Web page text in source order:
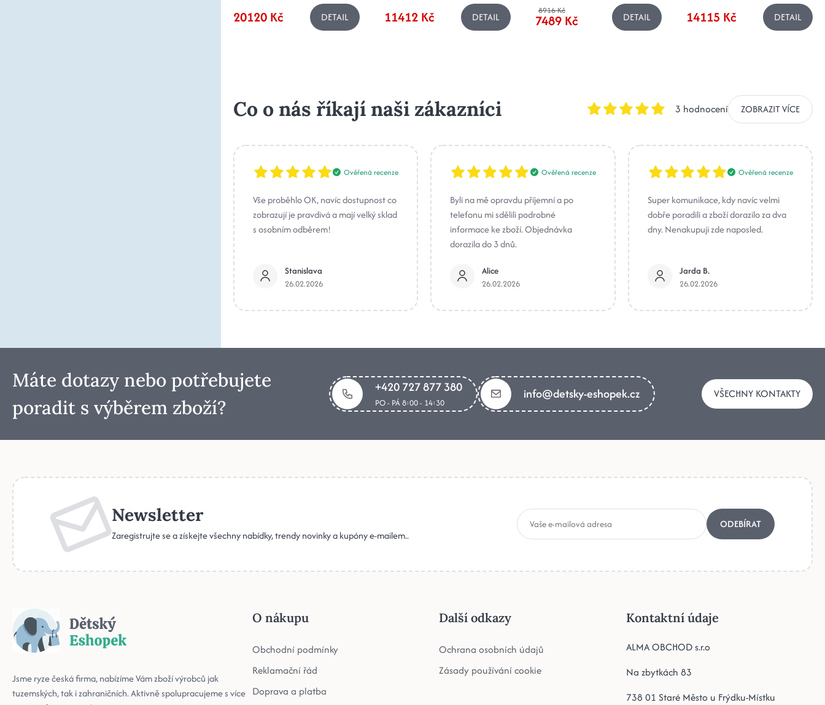
20120 Kč DETAIL 11412 Kč DETAIL 8916 Kč
7489 Kč DETAIL 14115 Kč DETAIL
Co o nás říkají naši zákazníci 3 hodnocení ZOBRAZIT VÍCE
Ověřená recenze
Vše proběhlo OK, navíc dostupnost co
zobrazují je pravdivá a mají velký sklad
s osobním odběrem!
Stanislava
26.02.2026
Ověřená recenze
Byli na mě opravdu příjemní a po
telefonu mi sdělili podrobné
informace ke zboží. Objednávka
dorazila do 3 dnů.
Alice
26.02.2026
Ověřená recenze
Super komunikace, kdy navíc velmi
dobře poradili a zboží dorazilo za dva
dny. Nenakupuji zde naposled.
Jarda B.
26.02.2026
Máte dotazy nebo potřebujete
poradit s výběrem zboží?
+420 727 877 380
PO - PÁ 8:00 - 14:30
info@detsky-eshopek.cz VŠECHNY KONTAKTY
Newsletter
Zaregistrujte se a získejte všechny nabídky, trendy novinky a kupóny e-mailem..
ODEBÍRAT
Jsme ryze česká firma, nabízíme Vám zboží výrobců jak
tuzemských, tak i zahraničních. Aktivně spolupracujeme s více
O nákupu
Obchodní podmínky
Reklamační řád
Doprava a platba
Další odkazy
Ochrana osobních údajů
Zásady používání cookie
Kontaktní údaje
ALMA OBCHOD s.r.o
Na zbytkách 83
738 01 Staré Město u Frýdku-Místku